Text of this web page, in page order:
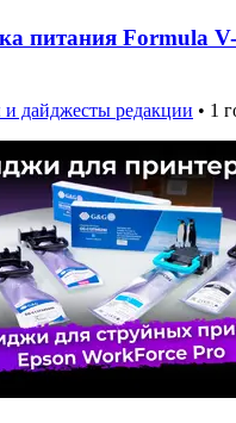
питания Formula
дайджесты редакции • 1